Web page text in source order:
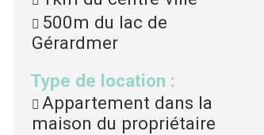
500m du lac de
Gérardmer
Type de location :
Appartement dans la
maison du propriétaire